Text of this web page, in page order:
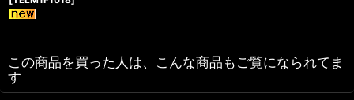
この商品を買った人は、こんな商品もご覧になられてま
す